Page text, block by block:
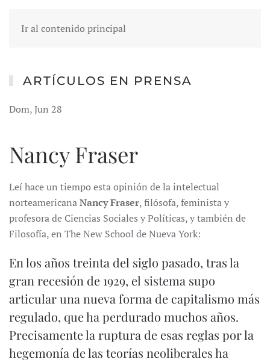
Ir al contenido principal
ARTÍCULOS EN PRENSA
Dom, Jun 28
Nancy Fraser
Leí hace un tiempo esta opinión de la intelectual
norteamericanaNancy Fraser, filósofa, feminista y
profesora de Ciencias Sociales y Políticas, y también de
Filosofía, en The New School de Nueva York:
En los años treinta del siglo pasado, tras la
gran recesión de 1929, el sistema supo
articular una nueva forma de capitalismo más
regulado, que ha perdurado muchos años.
Precisamente la ruptura de esas reglas por la
hegemonía de las teorías neoliberales ha